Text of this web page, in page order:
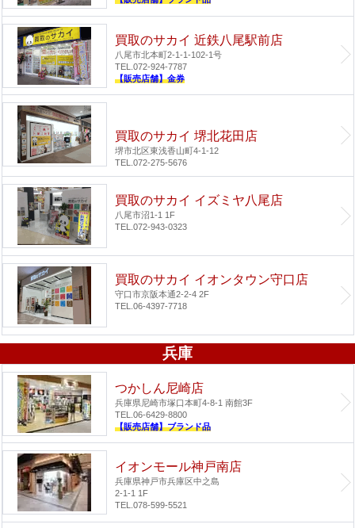
買取のサカイ 近鉄八尾駅前店
八尾市北本町2-1-1-102-1号
TEL.072-924-7787
【販売店舗】金券
買取のサカイ 堺北花田店
堺市北区東浅香山町4-1-12
TEL.072-275-5676
買取のサカイ イズミヤ八尾店
八尾市沼1-1 1F
TEL.072-943-0323
買取のサカイ イオンタウン守口店
守口市京阪本通2-2-4 2F
TEL.06-4397-7718
兵庫
つかしん尼崎店
兵庫県尼崎市塚口本町4-8-1 南館3F
TEL.06-6429-8800
【販売店舗】ブランド品
イオンモール神戸南店
兵庫県神戸市兵庫区中之島
2-1-1 1F
TEL.078-599-5521